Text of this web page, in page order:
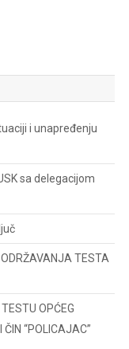
i unapređenju
sa delegacijom
TESTA
OPĆEG
“POLICAJAC”